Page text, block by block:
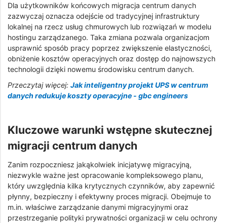
Dla użytkowników końcowych migracja centrum danych
zazwyczaj oznacza odejście od tradycyjnej infrastruktury
lokalnej na rzecz usług chmurowych lub rozwiązań w modelu
hostingu zarządzanego. Taka zmiana pozwala organizacjom
usprawnić sposób pracy poprzez zwiększenie elastyczności,
obniżenie kosztów operacyjnych oraz dostęp do najnowszych
technologii dzięki nowemu środowisku centrum danych.
Przeczytaj więcej: Jak inteligentny projekt UPS w centrum
danych redukuje koszty operacyjne - gbc engineers
Kluczowe warunki wstępne skutecznej
migracji centrum danych
Zanim rozpoczniesz jakąkolwiek inicjatywę migracyjną,
niezwykle ważne jest opracowanie kompleksowego planu,
który uwzględnia kilka krytycznych czynników, aby zapewnić
płynny, bezpieczny i efektywny proces migracji. Obejmuje to
m.in. właściwe zarządzanie danymi migracyjnymi oraz
przestrzeganie polityki prywatności organizacji w celu ochrony